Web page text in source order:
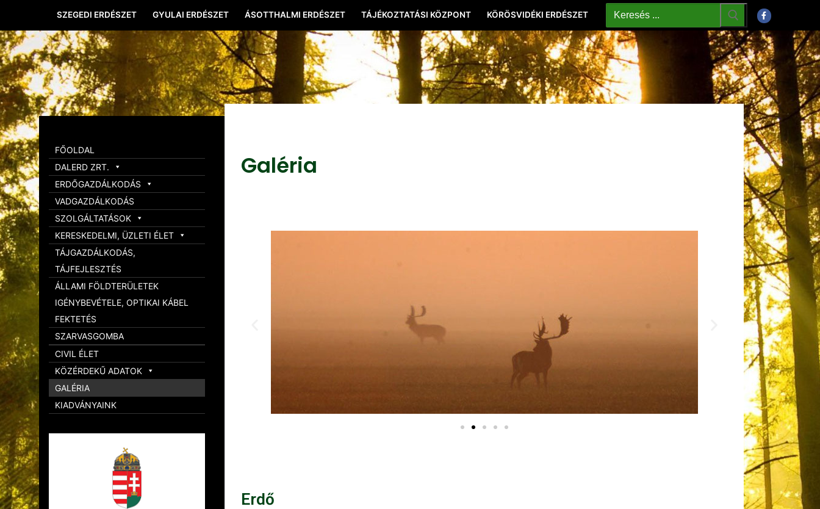
SZEGEDI ERDÉSZET GYULAI ERDÉSZET ÁSOTTHALMI ERDÉSZET TÁJÉKOZTATÁSI KÖZPONT KÖRÖSVIDÉKI ERDÉSZET
Galéria
Erdő
FŐOLDAL
DALERD ZRT.
ERDŐGAZDÁLKODÁS
VADGAZDÁLKODÁS
SZOLGÁLTATÁSOK
KERESKEDELMI, ÜZLETI ÉLET
TÁJGAZDÁLKODÁS,
TÁJFEJLESZTÉS
ÁLLAMI FÖLDTERÜLETEK
IGÉNYBEVÉTELE, OPTIKAI KÁBEL
FEKTETÉS
SZARVASGOMBA
CIVIL ÉLET
KÖZÉRDEKŰ ADATOK
GALÉRIA
KIADVÁNYAINK